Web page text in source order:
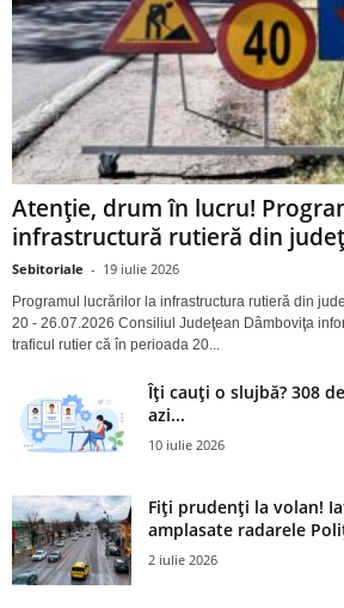
Atenție, drum în lucru!
infrastructură rutieră din
Sebitoriale - 19 iulie 2026
Programul lucrărilor la infrastructura rutieră din
20 - 26.07.2026 Consiliul Judeţean Dâmboviţa
traficul rutier că în perioada 20...
Îți cauți o slujbă? 308
azi...
10 iulie 2026
Fiți prudenți la volan!
amplasate radarele
2 iulie 2026